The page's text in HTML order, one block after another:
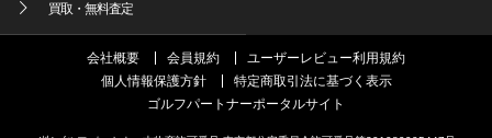
買取・無料査定
会社概要 会員規約
ユーザーレビュー利用規約
個人情報保護方針
特定商取引法に基づく表示
ゴルフパートナーポータルサイト